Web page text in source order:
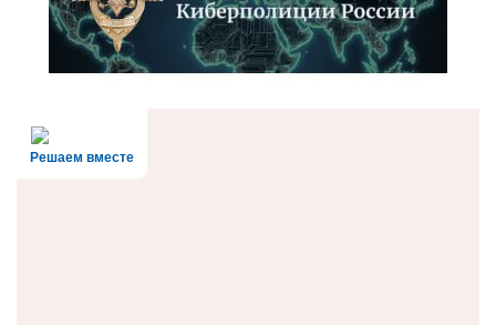
Решаем вместе